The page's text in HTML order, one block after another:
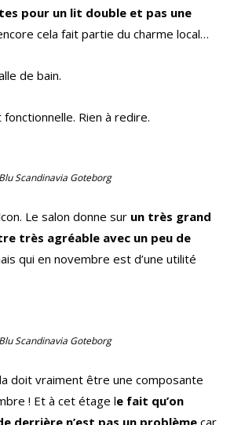
pour un lit double et pas une
cela fait partie du charme local…
de bain.
Rien à redire.
Scandinavia Goteborg
Le salon donne sur un très grand
très agréable avec un peu de
qui en novembre est d’une utilité
Scandinavia Goteborg
doit vraiment être une composante
! Et à cet étage le fait qu’on
derrière n’est pas un problème car